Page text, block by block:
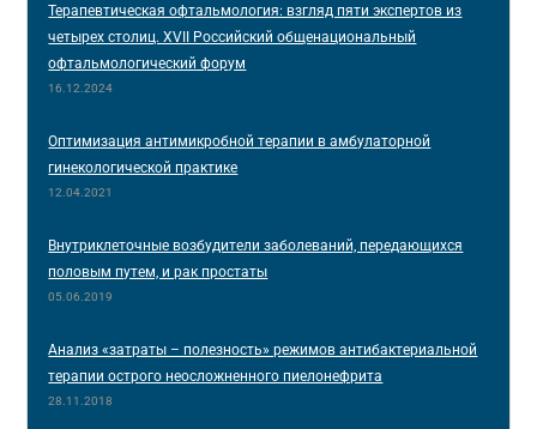
Терапевтическая офтальмология: взгляд пяти экспертов из
четырех столиц. XVII Российский общенациональный
офтальмологический форум
16.12.2024
Оптимизация антимикробной терапии в амбулаторной
гинекологической практике
12.04.2021
Внутриклеточные возбудители заболеваний, передающихся
половым путем, и рак простаты
05.06.2019
Анализ «затраты – полезность» режимов антибактериальной
терапии острого неосложненного пиелонефрита
28.11.2018